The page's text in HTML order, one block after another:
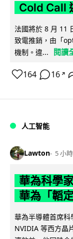
Cold Call
法國將於 8 月 11
致電推銷，由「
機制。違...
閱讀
164 16 ↗
人工智能
Lawton 5 小時
華為科學
華為「韜
華為半導體首席
NVIDIA 等西方晶